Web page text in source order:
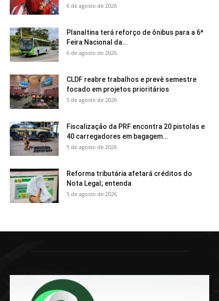
6 de agosto de 2026
Planaltina terá reforço de ônibus para a 6ª
Feira Nacional da...
6 de agosto de 2026
CLDF reabre trabalhos e prevê semestre
focado em projetos prioritários
5 de agosto de 2026
Fiscalização da PRF encontra 20 pistolas e
40 carregadores em bagagem...
5 de agosto de 2026
Reforma tributária afetará créditos do
Nota Legal; entenda
5 de agosto de 2026